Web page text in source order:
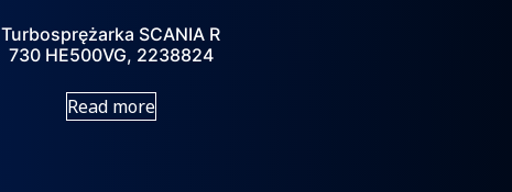
Turbosprężarka SCANIA R
730 HE500VG, 2238824
Read more